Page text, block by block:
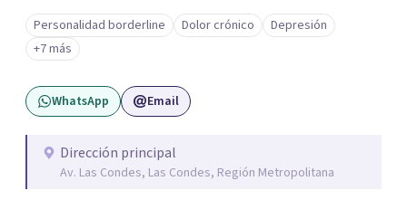
disociativos, ansiedad, depresión, trastorno límite de la
personalidad. Como también la posibilidad de salir
adelante y reparar el daño en quienes han sido víctimas
de abuso, violencia de género, maltrato en ambiente
laboral o mobbing, entre otros. Mi enfoque es
personas puedan sentirse escuchadas y apoyadas, en su
camino hacia la sanación y transformación de sus heridas
Personalidad borderline Dolor crónico
Depresión
+7 más
WhatsApp Email
Dirección principal
Av. Las Condes, Las Condes, Región Metropolitana